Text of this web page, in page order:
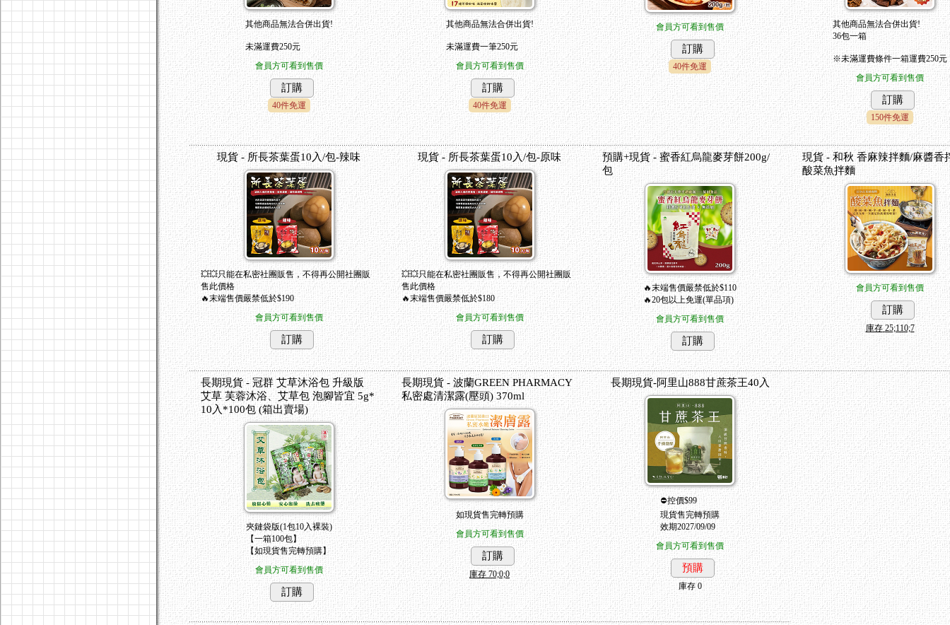
其他商品無法合併出貨!
未滿運費250元
會員方可看到售價
訂購
40件免運
其他商品無法合併出貨!
未滿運費一筆250元
會員方可看到售價
訂購
40件免運
會員方可看到售價
訂購
40件免運
其他商品無法合併出貨!
36包一箱
※未滿運費條件一箱運費250元
會員方可看到售價
訂購
150件免運
現貨 - 所長茶葉蛋10入/包-辣味
💥💥只能在私密社團販售，不得再公開社團販
售此價格
🔥末端售價嚴禁低於$190
會員方可看到售價
訂購
現貨 - 所長茶葉蛋10入/包-原味
💥💥只能在私密社團販售，不得再公開社團販
售此價格
🔥末端售價嚴禁低於$180
會員方可看到售價
訂購
預購+現貨 - 蜜香紅烏龍麥芽餅200g/
包
🔥末端售價嚴禁低於$110
🔥20包以上免運(單品項)
會員方可看到售價
訂購
現貨 - 和秋 香麻辣拌麵/麻醬香
酸菜魚拌麵
會員方可看到售價
訂購
庫存 25;110;7
長期現貨 - 冠群 艾草沐浴包 升級版
艾草 芙蓉沐浴、艾草包 泡腳皆宜 5g*
10入*100包 (箱出賣場)
夾鏈袋版(1包10入裸裝)
【一箱100包】
【如現貨售完轉預購】
會員方可看到售價
訂購
長期現貨 - 波蘭GREEN PHARMACY
私密處清潔露(壓頭) 370ml
如現貨售完轉預購
會員方可看到售價
訂購
庫存 70;0;0
長期現貨-阿里山888甘蔗茶王40入
⛔控價$99
現貨售完轉預購
效期2027/09/09
會員方可看到售價
預購
庫存 0